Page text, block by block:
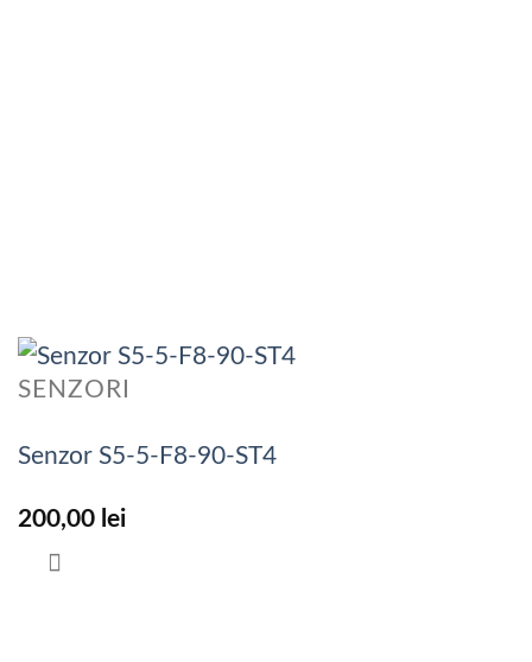
SENZORI
Senzor S5-5-F8-90-ST4
200,00 lei